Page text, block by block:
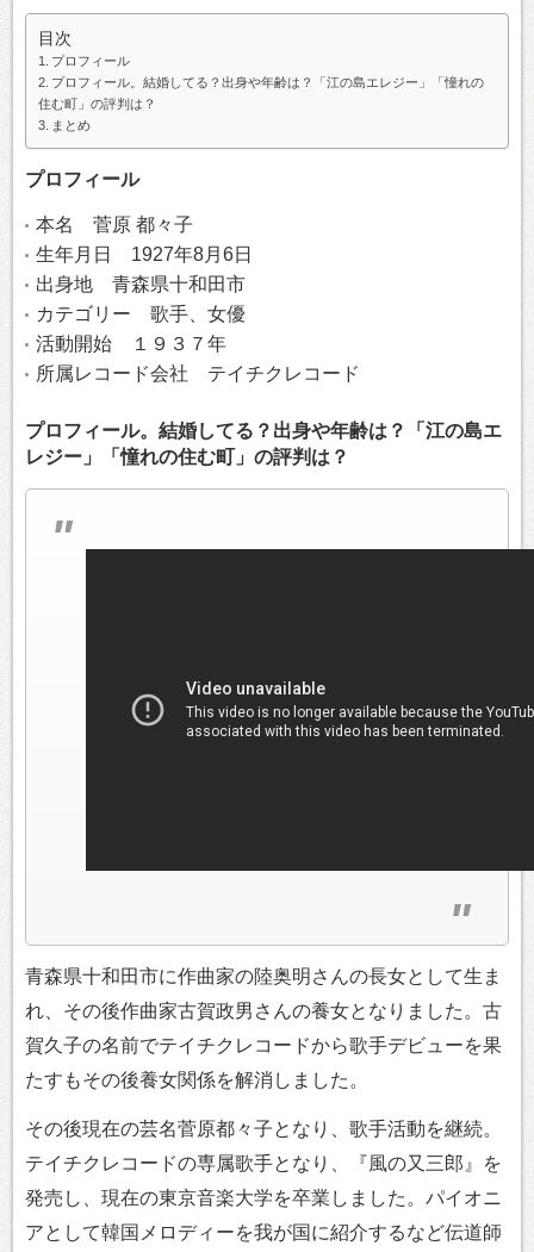
目次
プロフィール
プロフィール。結婚してる？出身や年齢は？「江の島エレジー」「憧れの
住む町」の評判は？
まとめ
プロフィール
本名 菅原 都々子
生年月日 1927年8月6日
出身地 青森県十和田市
カテゴリー 歌手、女優
活動開始 １９３７年
所属レコード会社 テイチクレコード
プロフィール。結婚してる？出身や年齢は？「江の島エ
レジー」「憧れの住む町」の評判は？
青森県十和田市に作曲家の陸奥明さんの長女として生ま
れ、その後作曲家古賀政男さんの養女となりました。古
賀久子の名前でテイチクレコードから歌手デビューを果
たすもその後養女関係を解消しました。
その後現在の芸名菅原都々子となり、歌手活動を継続。
テイチクレコードの専属歌手となり、『風の又三郎』を
発売し、現在の東京音楽大学を卒業しました。パイオニ
アとして韓国メロディーを我が国に紹介するなど伝道師